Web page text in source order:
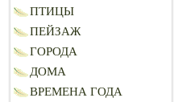
ПТИЦЫ
ПЕЙЗАЖ
ГОРОДА
ДОМА
ВРЕМЕНА ГОДА